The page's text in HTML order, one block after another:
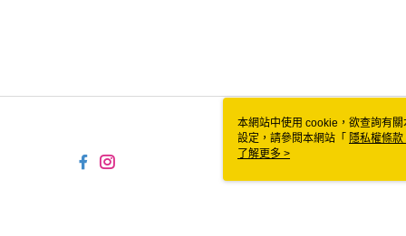
本網站中使用 cookie，欲查詢有
設定，請參閱本網站「 隱私權條款
使用 cookie。
了解更多 >